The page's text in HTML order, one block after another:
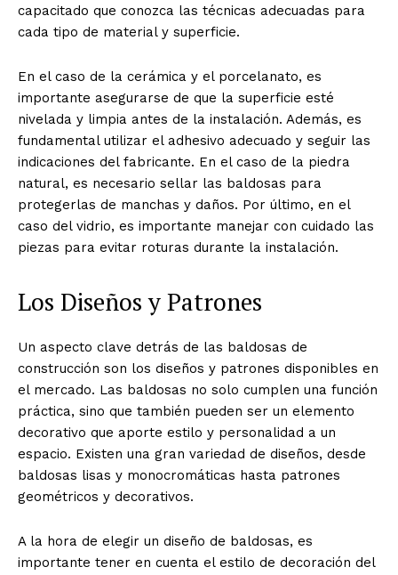
capacitado que conozca las técnicas adecuadas para
cada tipo de material y superficie.
En el caso de la cerámica y el porcelanato, es
importante asegurarse de que la superficie esté
nivelada y limpia antes de la instalación. Además, es
fundamental utilizar el adhesivo adecuado y seguir las
indicaciones del fabricante. En el caso de la piedra
natural, es necesario sellar las baldosas para
protegerlas de manchas y daños. Por último, en el
caso del vidrio, es importante manejar con cuidado las
piezas para evitar roturas durante la instalación.
Los Diseños y Patrones
Un aspecto clave detrás de las baldosas de
construcción son los diseños y patrones disponibles en
el mercado. Las baldosas no solo cumplen una función
práctica, sino que también pueden ser un elemento
decorativo que aporte estilo y personalidad a un
espacio. Existen una gran variedad de diseños, desde
baldosas lisas y monocromáticas hasta patrones
geométricos y decorativos.
A la hora de elegir un diseño de baldosas, es
importante tener en cuenta el estilo de decoración del